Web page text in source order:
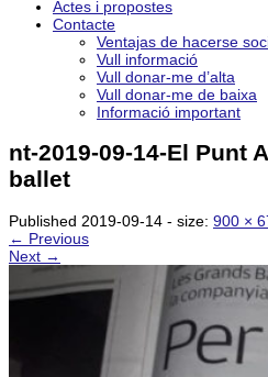
Actes i propostes
Contacte
Ventajas de hacerse
Vull informació
Vull donar-me d’alta
Vull donar-me de baixa
Informació important
nt-2019-09-14-El Punt
ballet
Published 2019-09-14 - size: 900 ×
← Previous
Next →